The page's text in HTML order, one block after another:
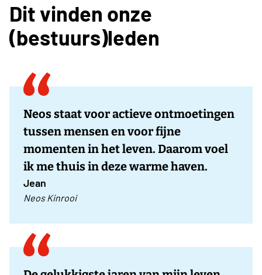
Dit vinden onze
(bestuurs)leden
Neos staat voor actieve ontmoetingen
tussen mensen en voor fijne
momenten in het leven. Daarom voel
ik me thuis in deze warme haven.
Jean
Neos Kinrooi